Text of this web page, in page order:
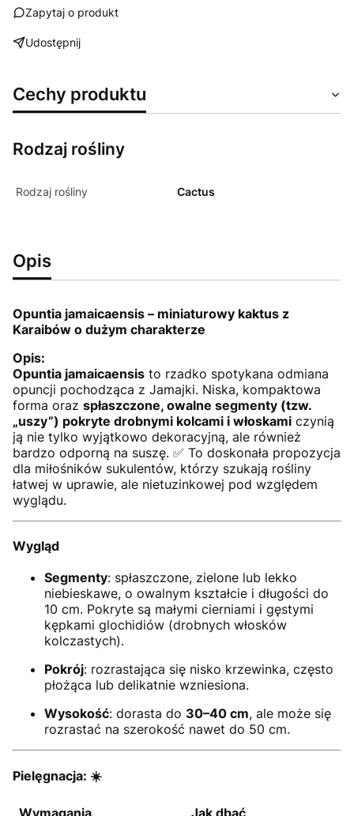
Zapytaj o produkt
Udostępnij
Cechy produktu
Rodzaj rośliny
Rodzaj rośliny Cactus
Opis
Opuntia jamaicaensis – miniaturowy kaktus z
Karaibów o dużym charakterze
Opis:
Opuntia jamaicaensis to rzadko spotykana odmiana
opuncji pochodząca z Jamajki. Niska, kompaktowa
forma oraz spłaszczone, owalne segmenty (tzw.
„uszy”) pokryte drobnymi kolcami i włoskami czynią
ją nie tylko wyjątkowo dekoracyjną, ale również
bardzo odporną na suszę. ✅ To doskonała propozycja
dla miłośników sukulentów, którzy szukają rośliny
łatwej w uprawie, ale nietuzinkowej pod względem
wyglądu.
Wygląd
Segmenty: spłaszczone, zielone lub lekko
niebieskawe, o owalnym kształcie i długości do
10 cm. Pokryte są małymi cierniami i gęstymi
kępkami glochidiów (drobnych włosków
kolczastych).
Pokrój: rozrastająca się nisko krzewinka, często
płożąca lub delikatnie wzniesiona.
Wysokość: dorasta do 30–40 cm, ale może się
rozrastać na szerokość nawet do 50 cm.
Pielęgnacja: ☀️
Wymagania Jak dbać